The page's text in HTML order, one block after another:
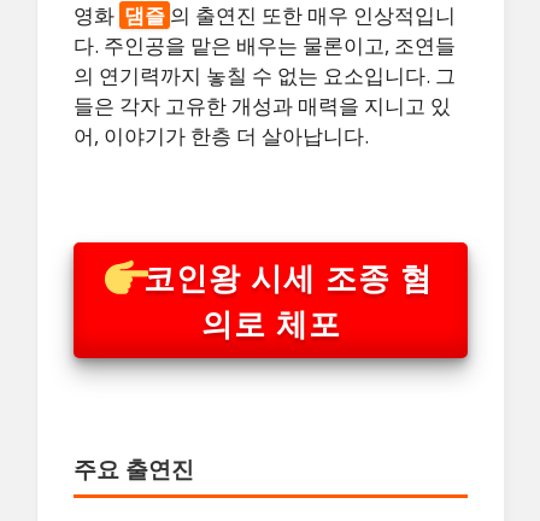
영화 댐즐 의 출연진 또한 매우 인상적입니
다. 주인공을 맡은 배우는 물론이고, 조연들
의 연기력까지 놓칠 수 없는 요소입니다. 그
들은 각자 고유한 개성과 매력을 지니고 있
어, 이야기가 한층 더 살아납니다.
코인왕 시세 조종 혐
의로 체포
주요 출연진